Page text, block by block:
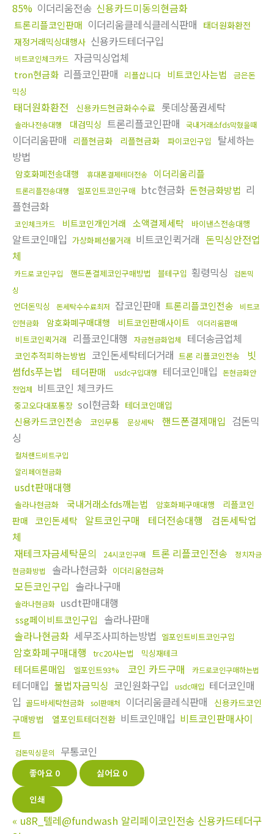
85% 이더리움전송 신용카드미동의현금화
트론리플코인판매 이더리움클레식클레식판매 태더원화환전
재정거래믹싱대행사 신용카드테더구입
비트코인체크카드 자금믹싱업체
tron현금화 리플코인판매 리플삽니다 비트코인사는법
금은돈
믹싱
태더원화환전 신용카드현금화수수료 롯데상품권세탁
솔라나전송대행 대검믹싱 트론리플코인판매 국내거래소fds막혔을때
이더리움판매 리플현금화 리플현금화 파이코인구입
탈세하는
방법
암호화폐전송대행 휴대폰결제테더전송 이더리움리플
트론리플전송대행 엘포인트코인구매 btc현금화 돈현금화방법 리
플현금화
코인체크카드 비트코인개인거래 소액결제세탁 바이낸스전송대행
알트코인매입 가상화폐선물거래 비트코인퀵거래 돈믹싱안전업
체
카드로 코인구입 핸드폰결제코인구매방법 블테구입 횡령믹싱
검돈믹
싱
언더돈믹싱 돈세탁수수료최저 잡코인판매 트론리플코인전송
비트코
인현금화
암호화폐구매대행 비트코인판매사이트 이더리움판매
비트코인퀵거래 리플코인대행 자금현금화업체 테더송금업체
코인추적피하는방법 코인돈세탁테더거래 트론 리플코인전송
빗
썸fds푸는법
테더판매 usdc구입대행 테더코인매입 돈현금화안
전업체 비트코인 체크카드
중고오다대포통장 sol현금화 테더코인매입
신용카드코인전송 코인무통 문상세탁 핸드폰결제매입 검돈믹
싱
컬쳐랜드비트구입
알리페이현금화
usdt판매대행
솔라나현금화 국내거래소fds깨는법 암호화폐구매대행
리플코인
판매
코인돈세탁 알트코인구매 테더전송대행
검돈세탁업
체
재테크자금세탁문의
24시코인구매 트론 리플코인전송
정치자금
현금화방법
솔라나현금화 이더리움현금화
모든코인구입 솔라나구매
솔라나현금화 usdt판매대행
ssg페이비트코인구입
솔라나판매
솔라나현금화 세무조사피하는방법 엘포인트비트코인구입
암호화폐구매대행 trc20사는법 믹싱재테크
테더트론매입 엘포인트93% 코인 카드구매 카드로코인구매하는법
테더매입 불법자금믹싱 코인원화구입 usdc매입 테더코인매
입 골드바세탁현금화 sol판매처 이더리움클레식판매
신용카드코인
구매방법
엘포인트테더전환 비트코인매입 비트코인판매사이
트
검돈믹싱문의 무통코인
좋아요 0 싫어요 0
인쇄
« u8R_텔레@fundwash 알리페이코인전송 신용카드테더구